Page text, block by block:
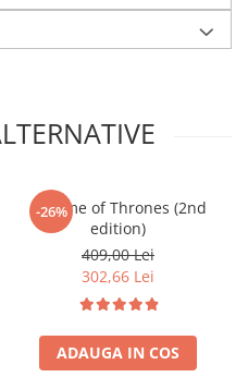
si
-26%
A Game of Thrones (2nd
edition)
409,00 Lei
302,66 Lei
ADAUGA IN COS